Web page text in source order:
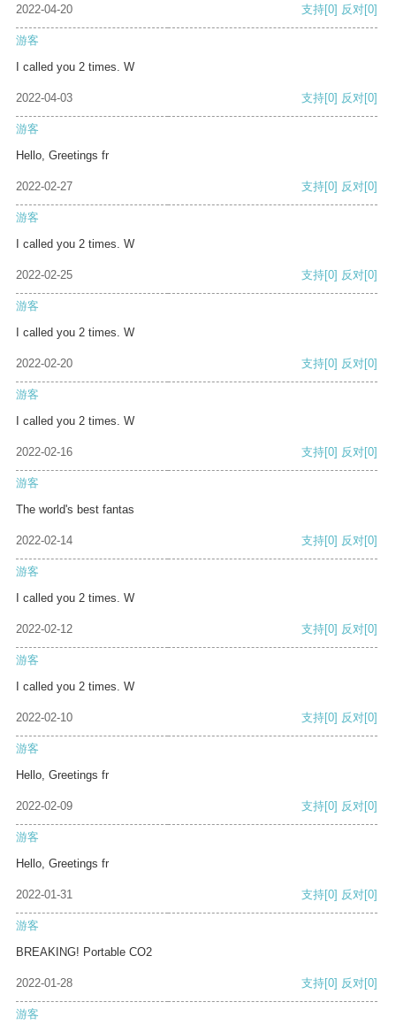
2022-04-20 支持[0] 反对[0]
游客
I called you 2 times. W
2022-04-03 支持[0] 反对[0]
游客
Hello, Greetings fr
2022-02-27 支持[0] 反对[0]
游客
I called you 2 times. W
2022-02-25 支持[0] 反对[0]
游客
I called you 2 times. W
2022-02-20 支持[0] 反对[0]
游客
I called you 2 times. W
2022-02-16 支持[0] 反对[0]
游客
The world's best fantas
2022-02-14 支持[0] 反对[0]
游客
I called you 2 times. W
2022-02-12 支持[0] 反对[0]
游客
I called you 2 times. W
2022-02-10 支持[0] 反对[0]
游客
Hello, Greetings fr
2022-02-09 支持[0] 反对[0]
游客
Hello, Greetings fr
2022-01-31 支持[0] 反对[0]
游客
BREAKING! Portable CO2
2022-01-28 支持[0] 反对[0]
游客